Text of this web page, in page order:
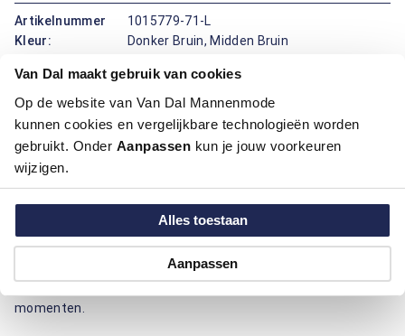
Van Dal maakt gebruik van cookies
Op de website van Van Dal Mannenmode
kunnen cookies en vergelijkbare technologieën worden
gebruikt. Onder Aanpassen kun je jouw voorkeuren
wijzigen.
Alles toestaan
Aanpassen
Artikelnummer
1015779-71-L
Kleur:
Donker Bruin, Midden Bruin
Pasvorm:
Regular Fit
Dit blauwe en bruine vest van Bartlett Active combineert
comfort met een sportieve uitstraling. Dankzij de regular fit
pasvorm zit het vest prettig zonder in te leveren op
bewegingsvrijheid. Het effen ontwerp wordt stijlvol aangevuld
met een ronde hals en praktische steekzakken met
ritssluiting aan de voorzijde. Het merklogo op de mouw voegt
een subtiele herkenbaarheid toe. Gemaakt van een mix van
katoen en polyester voor een soepele en duurzame kwaliteit.
momenten.